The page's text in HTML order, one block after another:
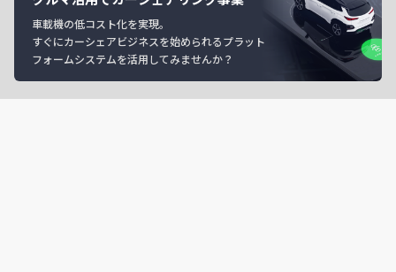
車載機の低コスト化を実現。
すぐにカーシェアビジネスを始められるプラット
フォームシステムを活用してみませんか？